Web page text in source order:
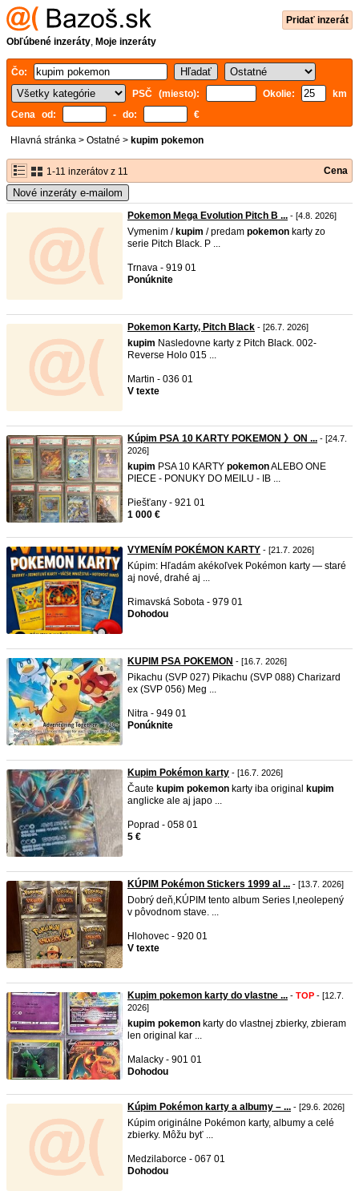
Pridať inzerát
Obľúbené inzeráty, Moje inzeráty
Čo:
PSČ (miesto):
Okolie:
km
Cena od:
- do: €
Hlavná stránka > Ostatné > kupim pokemon
1-11 inzerátov z 11 Cena
Nové inzeráty e-mailom
Pokemon Mega Evolution Pitch B ... - [4.8. 2026]
Vymenim / kupim / predam pokemon karty zo
serie Pitch Black. P ...
Trnava - 919 01
Ponúknite
Pokemon Karty, Pitch Black - [26.7. 2026]
kupim Nasledovne karty z Pitch Black. 002-
Reverse Holo 015 ...
Martin - 036 01
V texte
Kúpim PSA 10 KARTY POKEMON 》ON ... - [24.7.
2026]
kupim PSA 10 KARTY pokemonALEBO ONE
PIECE - PONUKY DO MEILU - IB ...
Piešťany - 921 01
1 000 €
VYMENÍM POKÉMON KARTY - [21.7. 2026]
Kúpim: Hľadám akékoľvek Pokémon karty — staré
aj nové, drahé aj ...
Rimavská Sobota - 979 01
Dohodou
KUPIM PSA POKEMON - [16.7. 2026]
Pikachu (SVP 027) Pikachu (SVP 088) Charizard
ex (SVP 056) Meg ...
Nitra - 949 01
Ponúknite
Kupim Pokémon karty - [16.7. 2026]
Čaute kupim pokemon karty iba original kupim
anglicke ale aj japo ...
Poprad - 058 01
5 €
KÚPIM Pokémon Stickers 1999 al ... - [13.7. 2026]
Dobrý deň,KÚPIM tento album Series I,neolepený
v pôvodnom stave. ...
Hlohovec - 920 01
V texte
Kupim pokemon karty do vlastne ... - TOP - [12.7.
2026]
kupim pokemon karty do vlastnej zbierky, zbieram
len original kar ...
Malacky - 901 01
Dohodou
Kúpim Pokémon karty a albumy – ... - [29.6. 2026]
Kúpim originálne Pokémon karty, albumy a celé
zbierky. Môžu byť ...
Medzilaborce - 067 01
Dohodou